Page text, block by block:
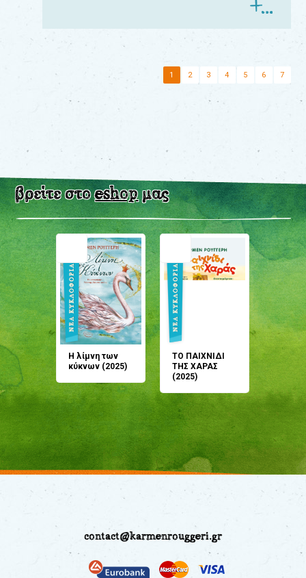
1 2 3 4 5 6 7
βρείτε στοeshopμας
Η λίμνη των
κύκνων (2025)
ΤΟ ΠΑΙΧΝΙΔΙ
ΤΗΣ ΧΑΡΑΣ
(2025)
μου;
(2024)
contact@karmenrouggeri.gr